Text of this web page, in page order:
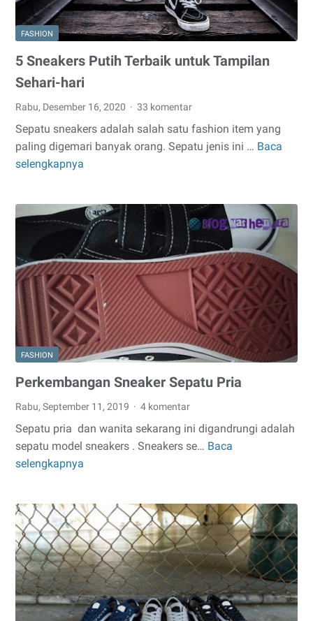
FASHION
5 Sneakers Putih Terbaik untuk Tampilan
Sehari-hari
Rabu, Desember 16, 2020 33 komentar
Sepatu sneakers adalah salah satu fashion item yang
paling digemari banyak orang. Sepatu jenis ini … Baca
selengkapnya
5
untuk
Tampilan
Sehari-
hari
FASHION
Perkembangan Sneaker Sepatu Pria
Rabu, September 11, 2019 4 komentar
Sepatu pria dan wanita sekarang ini digandrungi adalah
sepatu model sneakers . Sneakers se… Baca
selengkapnya
Perkembangan
Pria